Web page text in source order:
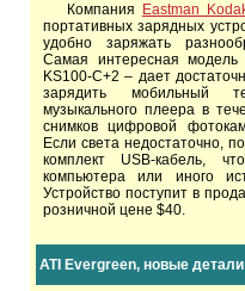
Компания
Eastman
портативных зарядных
удобно заряжать
Самая интересная
KS100-C+2 – дает
зарядить мобильный
музыкального плеера в
снимков цифровой
Если света недостаточно,
комплект USB-кабель,
компьютера или иного
Устройство поступит в
розничной цене $40.
ATI Evergreen, новые детали